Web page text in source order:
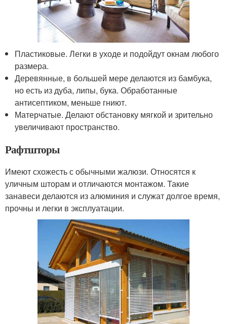
Пластиковые. Легки в уходе и подойдут окнам любого
размера.
Деревянные, в большей мере делаются из бамбука,
но есть из дуба, липы, бука. Обработанные
антисептиком, меньше гниют.
Матерчатые. Делают обстановку мягкой и зрительно
увеличивают пространство.
Рафтшторы
Имеют схожесть с обычными жалюзи. Относятся к
уличным шторам и отличаются монтажом. Такие
занавеси делаются из алюминия и служат долгое время,
прочны и легки в эксплуатации.